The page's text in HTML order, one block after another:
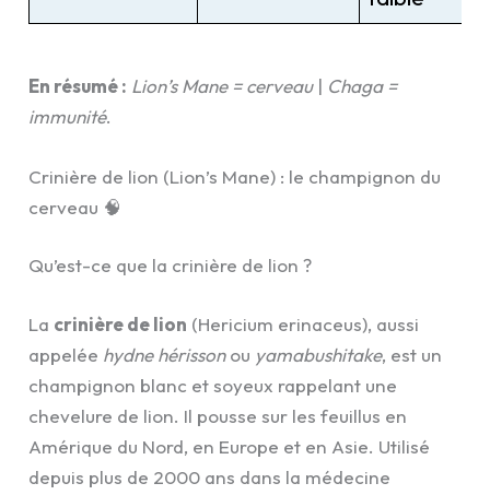
En résumé : Lion’s Mane = cerveau| Chaga =
immunité.
Crinière de lion (Lion’s Mane) : le champignon du
cerveau 🧠
Qu’est-ce que la crinière de lion ?
La crinière de lion (Hericium erinaceus), aussi
appelée hydne hérissonou yamabushitake, est un
champignon blanc et soyeux rappelant une
chevelure de lion. Il pousse sur les feuillus en
Amérique du Nord, en Europe et en Asie. Utilisé
depuis plus de 2000 ans dans la médecine